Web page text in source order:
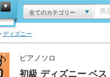
全てのカテゴリー
ディズニー
ピアノソロ
初級 ディズニー ベス